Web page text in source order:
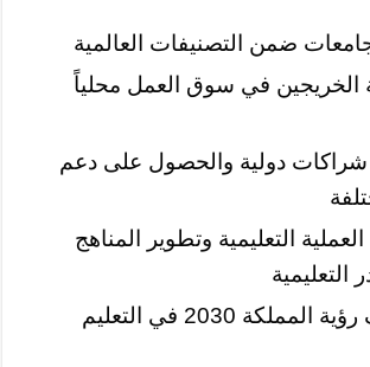
ضمن التصنيفات العالمية
الخريجين في سوق العمل محلياً
شراكات دولية والحصول على دعم
التعليمية وتطوير المناهج
التعليمية
تحقيق أهداف رؤية المملكة 2030 في التعليم